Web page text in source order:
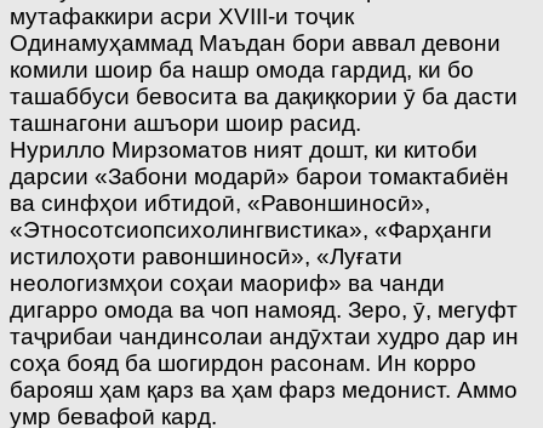
мутафаккири асри XVIII-и тоҷик
Одинамуҳаммад Маъдан бори аввал девони
комили шоир ба нашр омода гардид, ки бо
ташаббуси бевосита ва дақиқкории ӯ ба дасти
ташнагони ашъори шоир расид.
Нурилло Мирзоматов ният дошт, ки китоби
дарсии «Забони модарӣ» барои томактабиён
ва синфҳои ибтидоӣ, «Равоншиносӣ»,
«Этносотсиопсихолингвистика», «Фарҳанги
истилоҳоти равоншиносӣ», «Луғати
неологизмҳои соҳаи маориф» ва чанди
дигарро омода ва чоп намояд. Зеро, ӯ, мегуфт
таҷрибаи чандинсолаи андӯхтаи худро дар ин
соҳа бояд ба шогирдон расонам. Ин корро
барояш ҳам қарз ва ҳам фарз медонист. Аммо
умр бевафоӣ кард.